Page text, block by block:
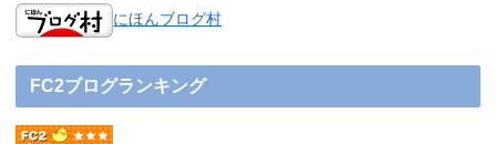
にほんブログ村
FC2ブログランキング